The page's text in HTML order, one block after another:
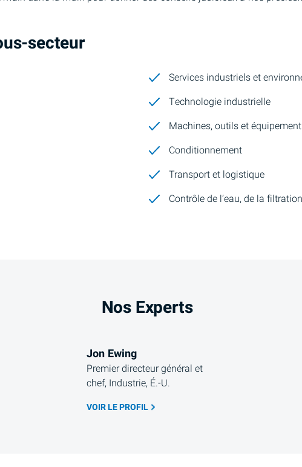
secteur
Services industriels et
Technologie industrielle
Machines, outils et équipement
Conditionnement
Transport et logistique
Contrôle de l’eau, de la
Nos Experts
Jon Ewing
Premier directeur général et
chef, Industrie, É.-U.
VOIR LE PROFIL